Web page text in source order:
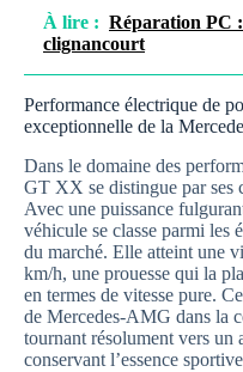
À lire : Réparation PC
clignancourt
Performance électrique de
exceptionnelle de la
Dans le domaine des
GT XX se distingue par ses
Avec une puissance
véhicule se classe parmi les
du marché. Elle atteint une
km/h, une prouesse qui la
en termes de vitesse pure.
de Mercedes-AMG dans la
tournant résolument vers un
conservant l’essence